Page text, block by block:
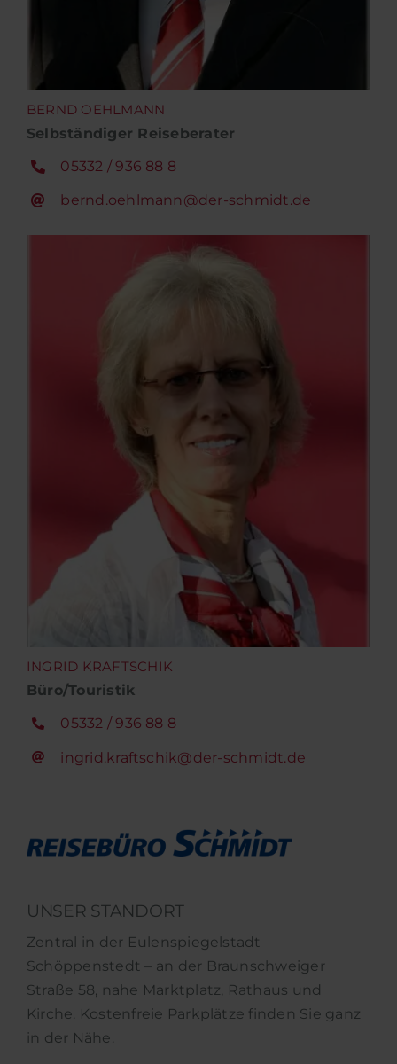
BERND OEHLMANN
Selbständiger Reiseberater
05332 / 936 88 8
bernd.oehlmann@der-schmidt.de
INGRID KRAFTSCHIK
Büro/Touristik
05332 / 936 88 8
ingrid.kraftschik@der-schmidt.de
UNSER STANDORT
Zentral in der Eulenspiegelstadt
Schöppenstedt – an der Braunschweiger
Straße 58, nahe Marktplatz, Rathaus und
Kirche. Kostenfreie Parkplätze finden Sie ganz
in der Nähe.